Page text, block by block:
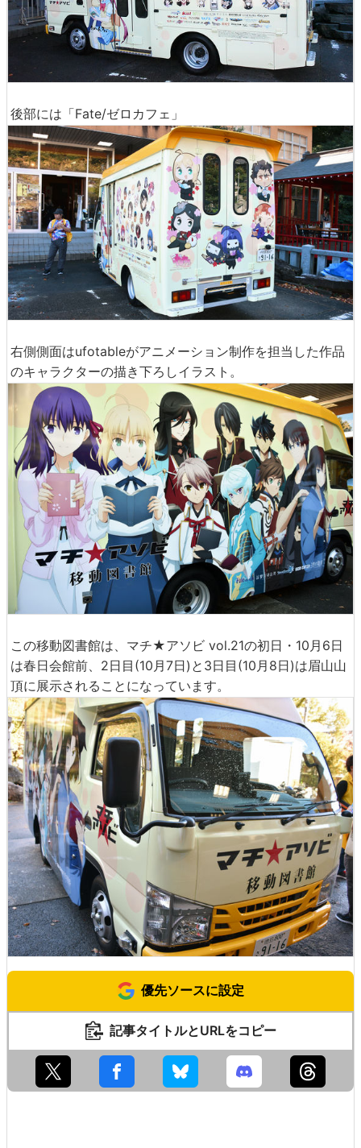
後部には「Fate/ゼロカフェ」
右側側面はufotableがアニメーション制作を担当した作品
のキャラクターの描き下ろしイラスト。
この移動図書館は、マチ★アソビ vol.21の初日・10月6日
は春日会館前、2日目(10月7日)と3日目(10月8日)は眉山山
頂に展示されることになっています。
優先ソースに設定
記事タイトルとURLをコピー